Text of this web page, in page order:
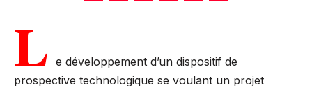
L e développement d’un dispositif de
prospective technologique se voulant un projet